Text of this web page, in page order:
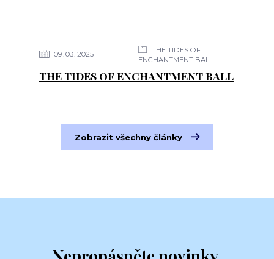
09 03 2025
THE TIDES OF
ENCHANTMENT BALL
THE TIDES OF ENCHANTMENT BALL
Zobrazit všechny články